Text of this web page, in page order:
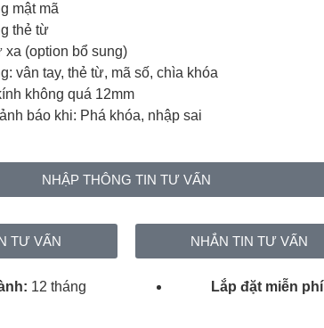
mật mã
thẻ từ
(option bổ sung)
vân tay, thẻ từ, mã số, chìa khóa
không quá 12mm
báo khi: Phá khóa, nhập sai
NHẬP THÔNG TIN TƯ VẤN
TƯ VẤN NHẮN TIN TƯ VẤN
12 tháng Lắp đặt miễn phí